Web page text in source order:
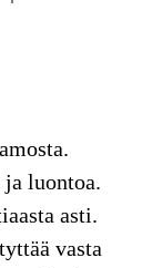
luontoa.
asti.
vasta